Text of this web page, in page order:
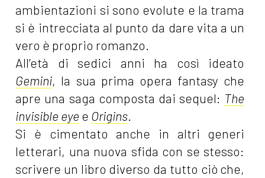
ambientazioni si sono evolute e la trama
si è intrecciata al punto da dare vita a un
vero è proprio romanzo.
All’età di sedici anni ha così ideato
Gemini, la sua prima opera fantasy che
apre una saga composta dai sequel: The
invisible eye e Origins
Si è cimentato anche in altri generi
letterari, una nuova sfida con se stesso:
scrivere un libro diverso da tutto ciò che,